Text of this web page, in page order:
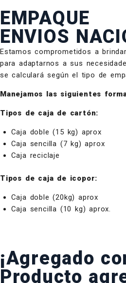
EMPAQUE
ENVIOS
Estamos comprometidos a
para adaptarnos a sus
se calculará según el tipo de
Manejamos las siguientes
Tipos de caja de cartón:
Caja doble (15 kg) aprox
Caja sencilla (7 kg) aprox
Caja reciclaje
Tipos de caja de icopor:
Caja doble (20kg) aprox
Caja sencilla (10 kg) aprox.
¡Agregado
Producto